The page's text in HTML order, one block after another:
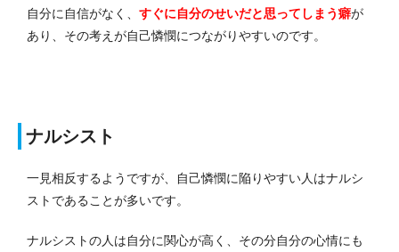
自分に自信がなく、 すぐに自分のせいだと思ってしまう癖が
あり、その考えが自己憐憫につながりやすいのです。
ナルシスト
一見相反するようですが、自己憐憫に陥りやすい人はナルシ
ストであることが多いです。
ナルシストの人は自分に関心が高く、その分自分の心情にも